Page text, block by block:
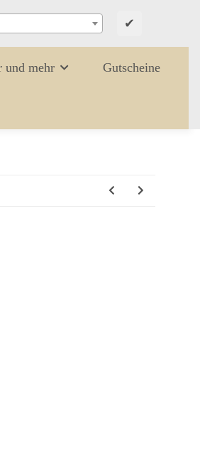
✔
und mehr Gutscheine